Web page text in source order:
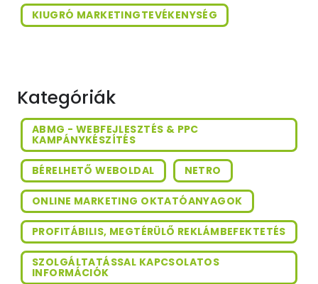
KIUGRÓ MARKETINGTEVÉKENYSÉG
Kategóriák
ABMG - WEBFEJLESZTÉS & PPC
KAMPÁNYKÉSZÍTÉS
BÉRELHETŐ WEBOLDAL NETRO
ONLINE MARKETING OKTATÓANYAGOK
PROFITÁBILIS, MEGTÉRÜLŐ REKLÁMBEFEKTETÉS
SZOLGÁLTATÁSSAL KAPCSOLATOS
INFORMÁCIÓK